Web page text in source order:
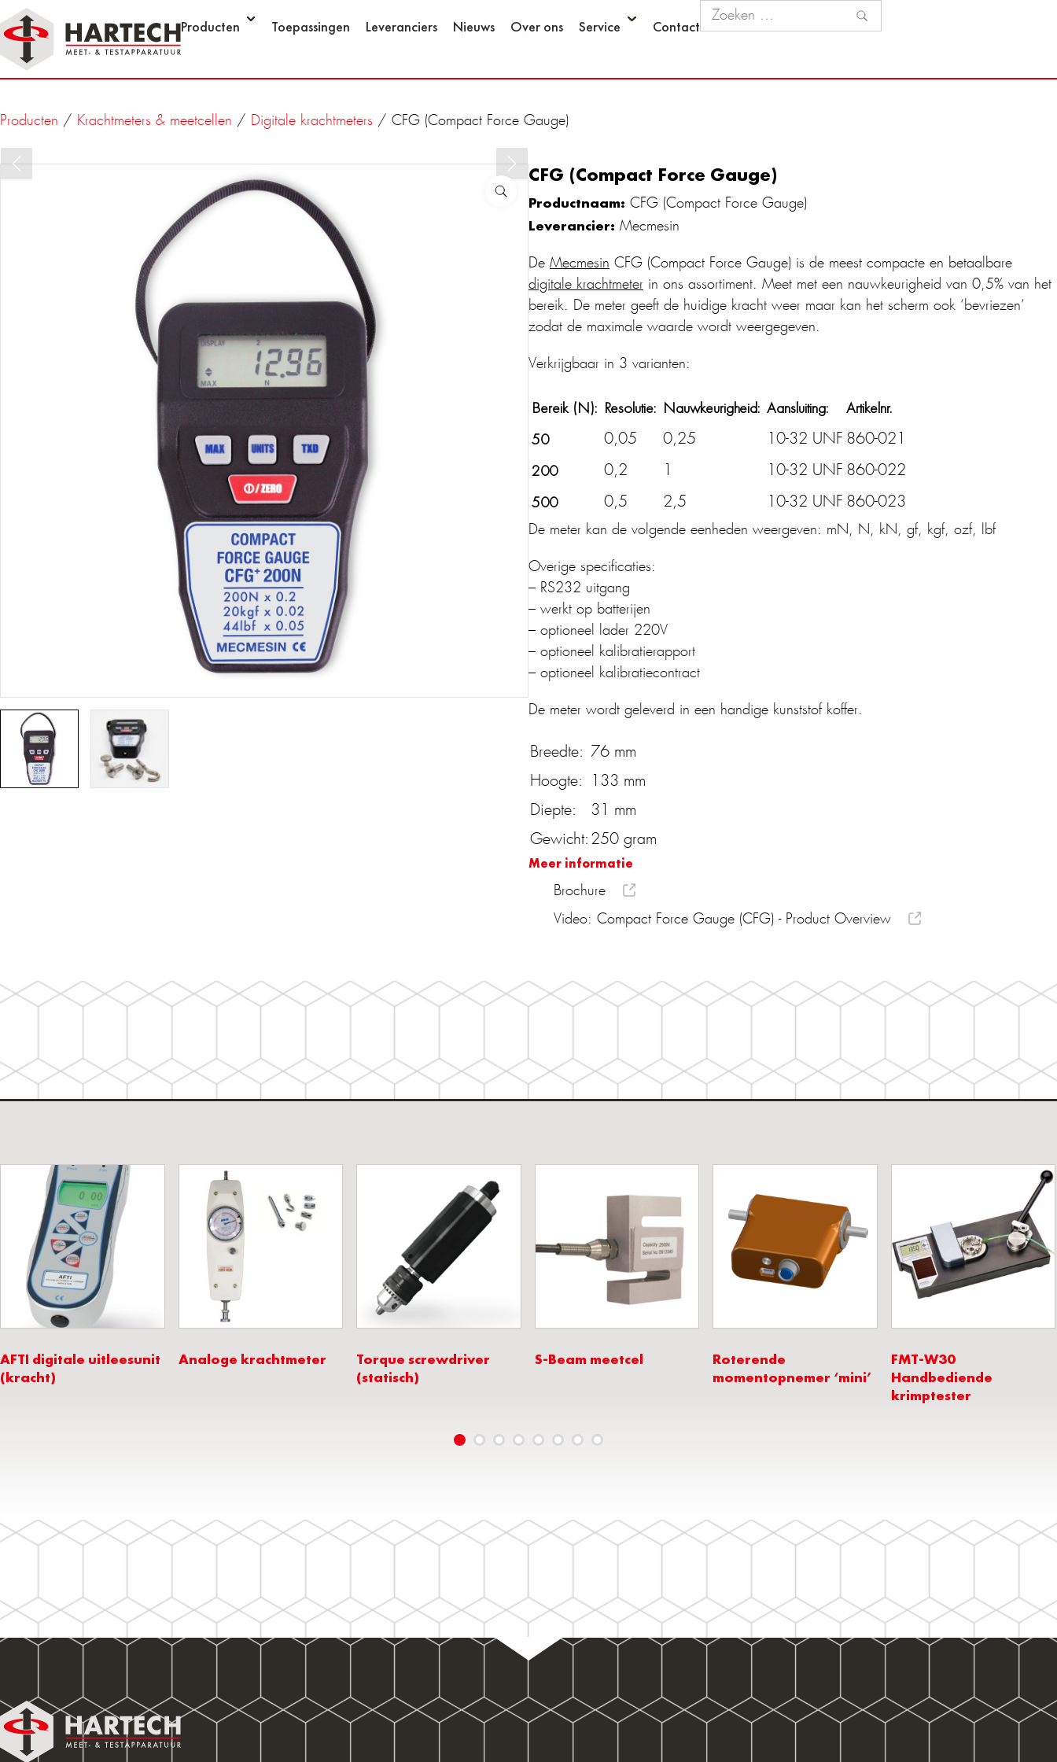
Producten Toepassingen Leveranciers Nieuws Over ons Service Contact
Producten / Krachtmeters & meetcellen / Digitale krachtmeters / CFG (Compact Force Gauge)
CFG (Compact Force Gauge)
Productnaam: CFG (Compact Force Gauge)
Leverancier: Mecmesin
De Mecmesin CFG (Compact Force Gauge) is de meest compacte en betaalbare
digitale krachtmeter in ons assortiment. Meet met een nauwkeurigheid van 0,5% van het
bereik. De meter geeft de huidige kracht weer maar kan het scherm ook ‘bevriezen’
zodat de maximale waarde wordt weergegeven.
Verkrijgbaar in 3 varianten:
Bereik (N): Resolutie: Nauwkeurigheid: Aansluiting:
Artikelnr.
50
0,05 0,25 10-32 UNF 860-021
200 0,2 10-32 UNF 860-022
500 0,5 2,5 10-32 UNF 860-023
De meter kan de volgende eenheden weergeven: mN, N, kN, gf, kgf, ozf, lbf
Overige specificaties:
– RS232 uitgang
– werkt op batterijen
– optioneel lader 220V
– optioneel kalibratierapport
– optioneel kalibratiecontract
De meter wordt geleverd in een handige kunststof koffer.
Breedte: 76 mm
Hoogte:
133 mm
Diepte:
31 mm
Gewicht: 250 gram
Meer informatie
Brochure
Video: Compact Force Gauge (CFG) - Product Overview
AFTI digitale uitleesunit
(kracht)
Analoge krachtmeter
Torque screwdriver
(statisch)
S-Beam meetcel
Roterende
momentopnemer ‘mini’
FMT-W30
Handbediende
krimptester